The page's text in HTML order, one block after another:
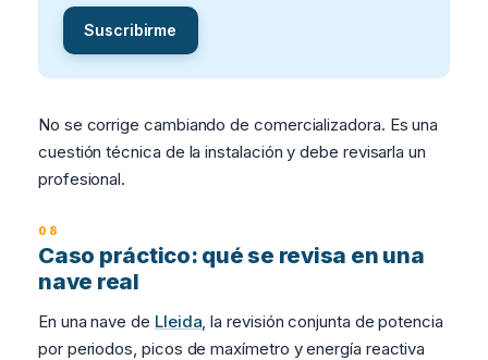
Suscribirme
No se corrige cambiando de comercializadora. Es una
cuestión técnica de la instalación y debe revisarla un
profesional.
Caso práctico: qué se revisa en una
nave real
En una nave de Lleida , la revisión conjunta de potencia
por periodos, picos de maxímetro y energía reactiva